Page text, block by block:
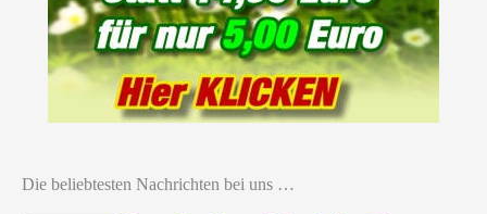
Die beliebtesten Nachrichten bei uns …